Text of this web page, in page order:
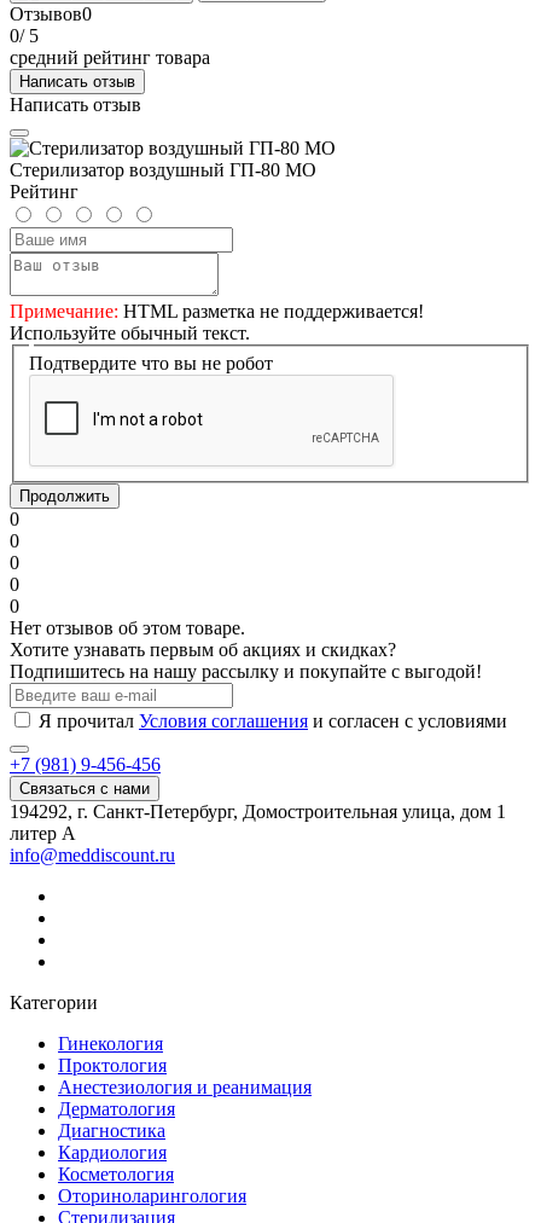
Отзывов0
0/ 5
средний рейтинг товара
Написать отзыв
Написать отзыв
Стерилизатор воздушный ГП-80 МО
Рейтинг
Примечание: HTML разметка не поддерживается!
Используйте обычный текст.
Подтвердите что вы не робот
Продолжить
0
0
0
0
0
Нет отзывов об этом товаре.
Хотите узнавать первым об акциях и скидках?
Подпишитесь на нашу рассылку и покупайте с выгодой!
Я прочитал Условия соглашения и согласен с условиями
+7 (981) 9-456-456
Связаться с нами
194292, г. Санкт-Петербург, Домостроительная улица, дом 1
литер А
info@meddiscount.ru
Категории
Гинекология
Проктология
Анестезиология и реанимация
Дерматология
Диагностика
Кардиология
Косметология
Оториноларингология
Стерилизация